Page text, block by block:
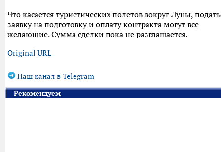
Что касается туристических полетов вокруг Луны, подать
заявку на подготовку и оплату контракта могут все
желающие. Сумма сделки пока не разглашается.
Original URL
Наш канал в Telegram
Рекомендуем